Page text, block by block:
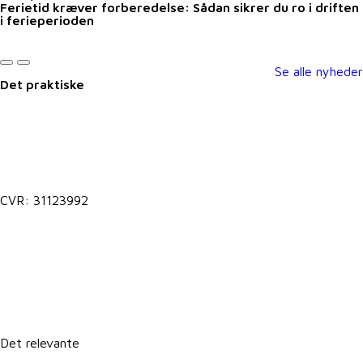
Ferietid kræver forberedelse: Sådan sikrer du ro i driften
i ferieperioden
Se alle nyheder
Det praktiske
CVR: 31123992
Det relevante